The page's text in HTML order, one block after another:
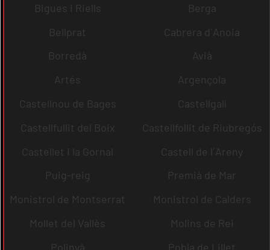
Bigues i Riells
Berga
Bellprat
Cabrera d´Anoia
Borredà
Avià
Artés
Argençola
Castellnou de Bages
Castellgalí
Castellfullit del Boix
Castellfollit de Riubregós
Castellet i la Gornal
Castell de l´Areny
Puig-reig
Premià de Mar
Monistrol de Montserrat
Monistrol de Calders
Mollet del Vallès
Molins de Rei
Polinyà
Pobla de Lillet